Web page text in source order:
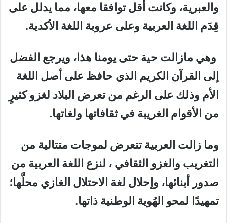
والعبرية، وكانت أقل توافقا معها، مما يدلل على
قِدَم اللغة العربية وعلى عروبة اللغة الأكدية.
وهي مازالت حية حتى يومنا هذا، ويرجع الفضل
إلى القرآن الكريم الذي حافظ على أصل اللغة
الأم وذلك على الرغم من تعرض البلاد لغزو كثيرٍ
من الأقوام الغريبة في ثقافاتها ولغاتها.
وما زالت العربية تتعرض لموجات متتالية من
التغريب والغزو الثقافي ، لنزع اللغة العربية من
صدور أبنائها، وإحلال لغة الاحتلال الغازي محلَّها؛
تمهيدًا لمحو الهُوية الوطنية ذاتها.